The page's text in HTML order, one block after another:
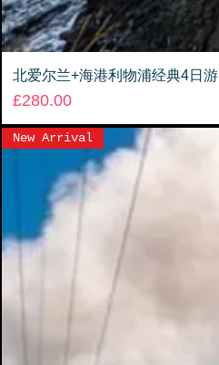
北爱尔兰+海港利物浦经典4日游
Price
£280.00
New Arrival